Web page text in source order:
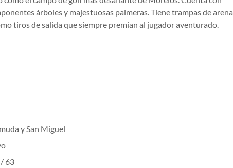
árboles y majestuosas palmeras. Tiene trampas de arena
tiros de salida que siempre premian al jugador aventurado.
y San Miguel
63